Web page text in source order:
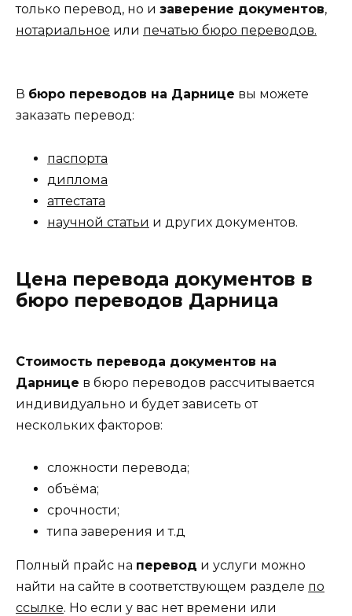
только перевод, но и заверение документов,
нотариальное или печатью бюро переводов.
В бюро переводов на Дарнице вы можете
заказать перевод:
паспорта
диплома
аттестата
научной статьи и других документов.
Цена перевода документов в
бюро переводов Дарница
Стоимость перевода документов на
Дарнице в бюро переводов рассчитывается
индивидуально и будет зависеть от
нескольких факторов:
сложности перевода;
объёма;
срочности;
типа заверения и т.д
Полный прайс на перевод и услуги можно
найти на сайте в соответствующем разделе по
ссылке. Но если у вас нет времени или